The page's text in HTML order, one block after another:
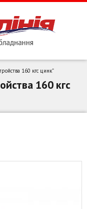
160 кгс цинк”
160 кгс